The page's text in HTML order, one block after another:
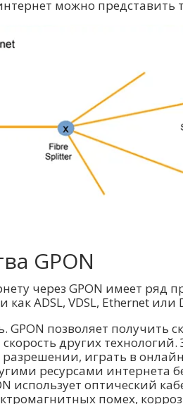
можно представить
GPON
через GPON имеет ряд
ADSL, VDSL, Ethernet или
GPON позволяет получить
других
играть в
ресурсами интернета
использует оптический
помех,